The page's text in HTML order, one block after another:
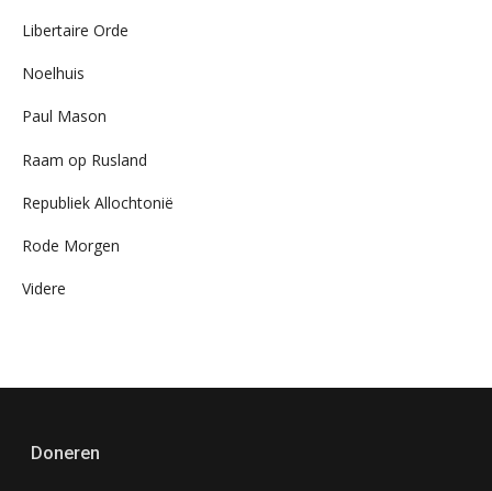
Libertaire Orde
Noelhuis
Paul Mason
Raam op Rusland
Republiek Allochtonië
Rode Morgen
Videre
Doneren